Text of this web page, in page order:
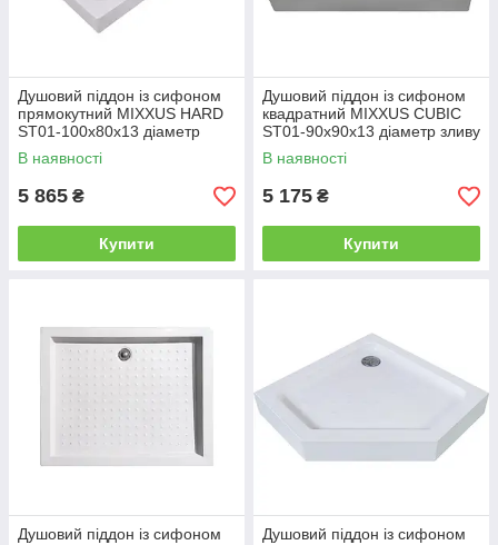
Душовий піддон із сифоном
прямокутний MIXXUS HARD
ST01-100x80x13 діаметр
зливу 52 мм (MI6918)
В наявності
5 865 ₴
Купити
Душовий піддон із сифоном
квадратний MIXXUS CUBIC
ST01-90x90x13 діаметр зливу
52 мм NEW (MI8371)
В наявності
5 175 ₴
Купити
Душовий піддон із сифоном
Душовий піддон із сифоном